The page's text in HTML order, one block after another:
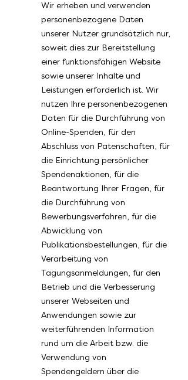
Wir erheben und verwenden
personenbezogene Daten
unserer Nutzer grundsätzlich nur,
soweit dies zur Bereitstellung
einer funktionsfähigen Website
sowie unserer Inhalte und
Leistungen erforderlich ist. Wir
nutzen Ihre personenbezogenen
Daten für die Durchführung von
Online-Spenden, für den
Abschluss von Patenschaften, für
die Einrichtung persönlicher
Spendenaktionen, für die
Beantwortung Ihrer Fragen, für
die Durchführung von
Bewerbungsverfahren, für die
Abwicklung von
Publikationsbestellungen, für die
Verarbeitung von
Tagungsanmeldungen, für den
Betrieb und die Verbesserung
unserer Webseiten und
Anwendungen sowie zur
weiterführenden Information
rund um die Arbeit bzw. die
Verwendung von
Spendengeldern über die